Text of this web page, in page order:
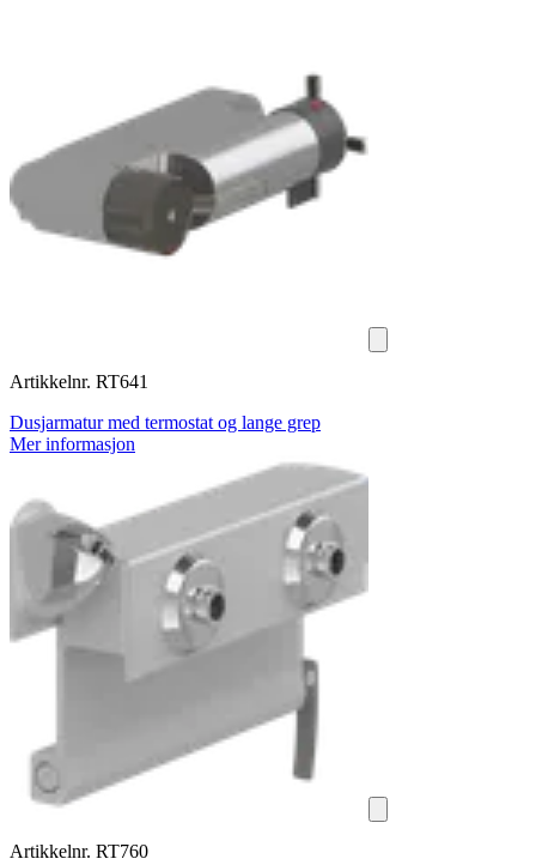
Artikkelnr. RT641
Dusjarmatur med termostat og lange grep
Mer informasjon
Artikkelnr. RT760